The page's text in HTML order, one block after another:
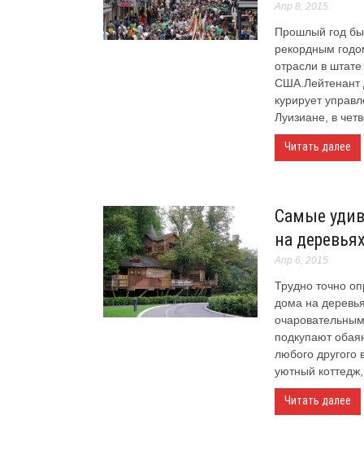
Апр 8, 2015
Прошлый год
рекордным
отрасли в
США.Лейтенант
курирует
Луизиане, в
Читать далее
Самые
на
Апр 6, 2015
Трудно точно
дома на
подкупают
любого другого
уютный
Читать далее